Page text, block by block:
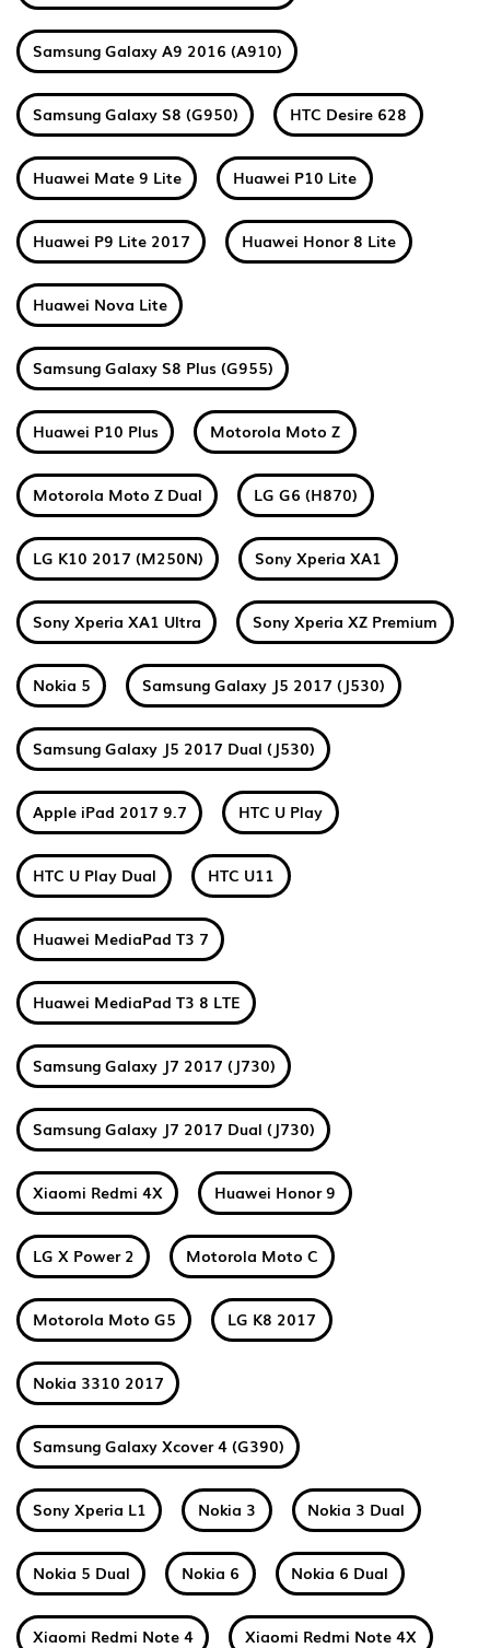
Samsung Galaxy A9 2016 (A910)
Samsung Galaxy S8 (G950) HTC Desire 628
Huawei Mate 9 Lite Huawei P10 Lite
Huawei P9 Lite 2017 Huawei Honor 8 Lite
Huawei Nova Lite
Samsung Galaxy S8 Plus (G955)
Huawei P10 Plus Motorola Moto Z
Motorola Moto Z Dual LG G6 (H870)
LG K10 2017 (M250N) Sony Xperia XA1
Sony Xperia XA1 Ultra Sony Xperia XZ Premium
Nokia 5 Samsung Galaxy J5 2017 (J530)
Samsung Galaxy J5 2017 Dual (J530)
Apple iPad 2017 9.7 HTC U Play
HTC U Play Dual HTC U11
Huawei MediaPad T3 7
Huawei MediaPad T3 8 LTE
Samsung Galaxy J7 2017 (J730)
Samsung Galaxy J7 2017 Dual (J730)
Xiaomi Redmi 4X Huawei Honor 9
LG X Power 2 Motorola Moto C
Motorola Moto G5 LG K8 2017
Nokia 3310 2017
Samsung Galaxy Xcover 4 (G390)
Sony Xperia L1 Nokia 3 Nokia 3 Dual
Nokia 5 Dual Nokia 6 Nokia 6 Dual
Xiaomi Redmi Note 4 Xiaomi Redmi Note 4X